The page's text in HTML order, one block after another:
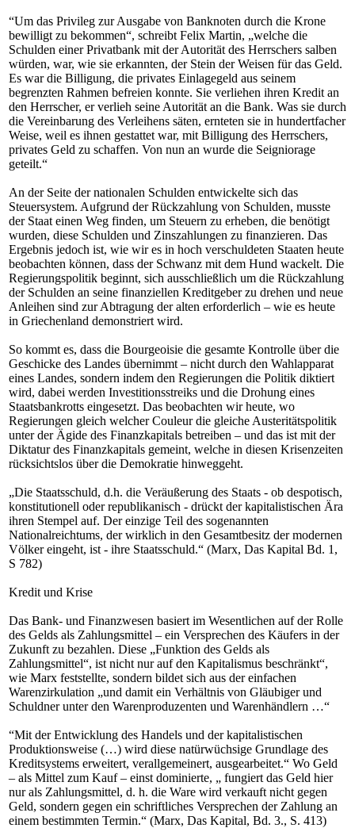
“Um das Privileg zur Ausgabe von Banknoten durch die Krone
bewilligt zu bekommen“, schreibt Felix Martin, „welche die
Schulden einer Privatbank mit der Autorität des Herrschers salben
würden, war, wie sie erkannten, der Stein der Weisen für das Geld.
Es war die Billigung, die privates Einlagegeld aus seinem
begrenzten Rahmen befreien konnte. Sie verliehen ihren Kredit an
den Herrscher, er verlieh seine Autorität an die Bank. Was sie durch
die Vereinbarung des Verleihens säten, ernteten sie in hundertfacher
Weise, weil es ihnen gestattet war, mit Billigung des Herrschers,
privates Geld zu schaffen. Von nun an wurde die Seigniorage
geteilt.“
An der Seite der nationalen Schulden entwickelte sich das
Steuersystem. Aufgrund der Rückzahlung von Schulden, musste
der Staat einen Weg finden, um Steuern zu erheben, die benötigt
wurden, diese Schulden und Zinszahlungen zu finanzieren. Das
Ergebnis jedoch ist, wie wir es in hoch verschuldeten Staaten heute
beobachten können, dass der Schwanz mit dem Hund wackelt. Die
Regierungspolitik beginnt, sich ausschließlich um die Rückzahlung
der Schulden an seine finanziellen Kreditgeber zu drehen und neue
Anleihen sind zur Abtragung der alten erforderlich – wie es heute
in Griechenland demonstriert wird.
So kommt es, dass die Bourgeoisie die gesamte Kontrolle über die
Geschicke des Landes übernimmt – nicht durch den Wahlapparat
eines Landes, sondern indem den Regierungen die Politik diktiert
wird, dabei werden Investitionsstreiks und die Drohung eines
Staatsbankrotts eingesetzt. Das beobachten wir heute, wo
Regierungen gleich welcher Couleur die gleiche Austeritätspolitik
unter der Ägide des Finanzkapitals betreiben – und das ist mit der
Diktatur des Finanzkapitals gemeint, welche in diesen Krisenzeiten
rücksichtslos über die Demokratie hinweggeht.
„Die Staatsschuld, d.h. die Veräußerung des Staats - ob despotisch,
konstitutionell oder republikanisch - drückt der kapitalistischen Ära
ihren Stempel auf. Der einzige Teil des sogenannten
Nationalreichtums, der wirklich in den Gesamtbesitz der modernen
Völker eingeht, ist - ihre Staatsschuld.“ (Marx, Das Kapital Bd. 1,
S 782)
Kredit und Krise
Das Bank- und Finanzwesen basiert im Wesentlichen auf der Rolle
des Gelds als Zahlungsmittel – ein Versprechen des Käufers in der
Zukunft zu bezahlen. Diese „Funktion des Gelds als
Zahlungsmittel“, ist nicht nur auf den Kapitalismus beschränkt“,
wie Marx feststellte, sondern bildet sich aus der einfachen
Warenzirkulation „und damit ein Verhältnis von Gläubiger und
Schuldner unter den Warenproduzenten und Warenhändlern …“
“Mit der Entwicklung des Handels und der kapitalistischen
Produktionsweise (…) wird diese natürwüchsige Grundlage des
Kreditsystems erweitert, verallgemeinert, ausgearbeitet.“ Wo Geld
– als Mittel zum Kauf – einst dominierte, „ fungiert das Geld hier
nur als Zahlungsmittel, d. h. die Ware wird verkauft nicht gegen
Geld, sondern gegen ein schriftliches Versprechen der Zahlung an
einem bestimmten Termin.“ (Marx, Das Kapital, Bd. 3., S. 413)